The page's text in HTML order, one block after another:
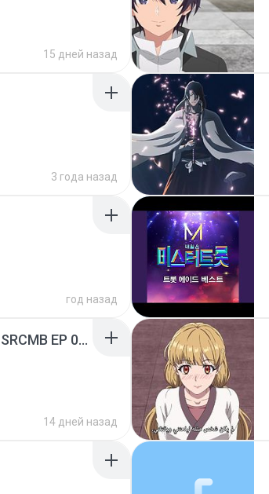
15 дней назад
3 года назад
год назад
[Witanime.com] RKNGMNNTSRCMB EP 05 HD.mp4
14 дней назад